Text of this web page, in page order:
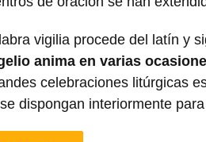
vigilia procede del latín y
anima en varias
celebraciones litúrgicas
dispongan interiormente